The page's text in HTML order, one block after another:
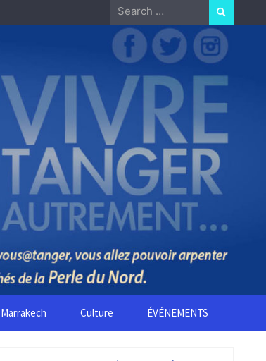
Search
for:
Culture ÉVÉNEMENTS